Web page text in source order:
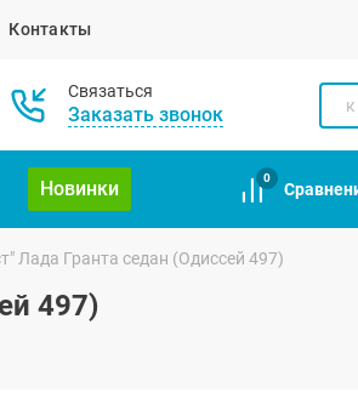
Контакты
Связаться
Заказать звонок
Новинки
0
Лада Гранта седан (Одиссей 497)
497)